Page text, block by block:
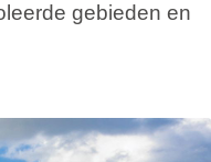
gebieden en